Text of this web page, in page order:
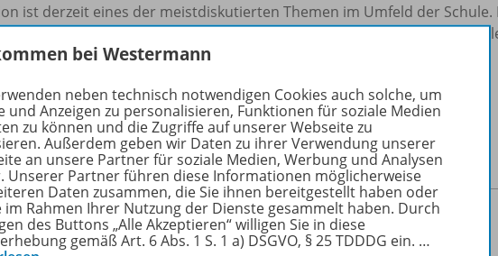
ist derzeit eines der meistdiskutierten Themen im Umfeld der
anderen Voraussetzungen auch gut informierte Schülerinnen und
mitwirken.
Praxis Deutschunterricht
print+digital
23660020
bei Westermann
neben technisch notwendigen Cookies auch solche, um
und Anzeigen zu personalisieren, Funktionen für soziale Medien
zu können und die Zugriffe auf unserer Webseite zu
Außerdem geben wir Daten zu ihrer Verwendung unserer
an unsere Partner für soziale Medien, Werbung und Analysen
Unserer Partner führen diese Informationen möglicherweise
Daten zusammen, die Sie ihnen bereitgestellt haben oder
im Rahmen Ihrer Nutzung der Dienste gesammelt haben. Durch
des Buttons „Alle Akzeptieren“ willigen Sie in diese
gemäß Art. 6 Abs. 1 S. 1 a) DSGVO, § 25 TDDDG ein. …